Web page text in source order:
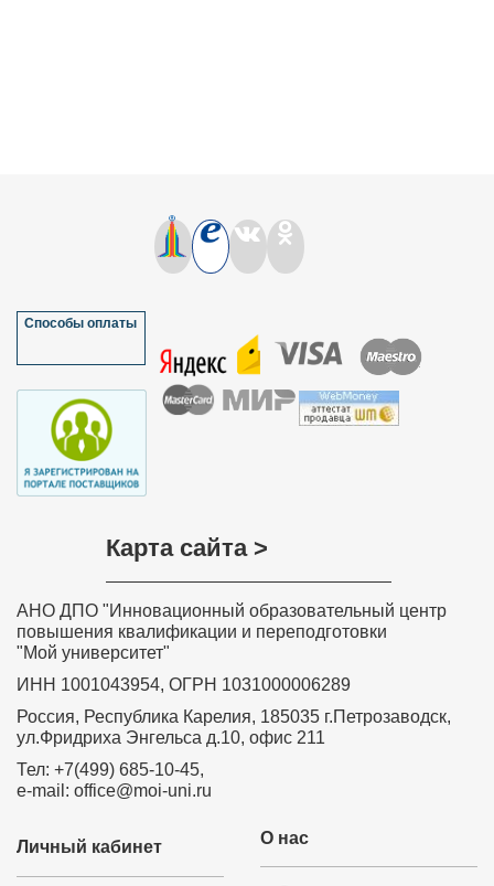
Способы оплаты
Карта сайта >
АНО ДПО "Инновационный образовательный центр
повышения квалификации и переподготовки
"Мой университет"
ИНН 1001043954, ОГРН 1031000006289
Россия, Республика Карелия, 185035 г.Петрозаводск,
ул.Фридриха Энгельса д.10, офис 211
Тел: +7(499) 685-10-45,
e-mail: office@moi-uni.ru
О нас
Личный кабинет